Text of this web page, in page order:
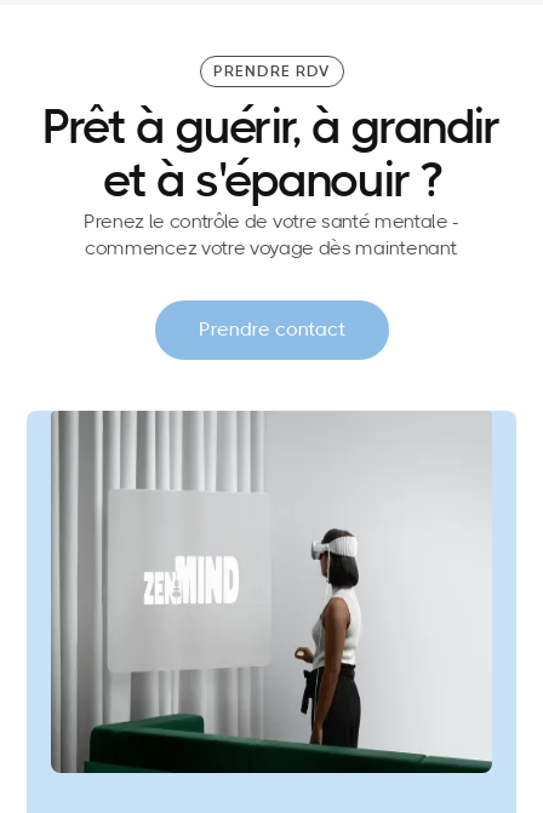
PRENDRE RDV
Prêt à guérir, à grandir
et à s'épanouir ?
Prenez le contrôle de votre santé mentale -
commencez votre voyage dès maintenant.
Prendre contact